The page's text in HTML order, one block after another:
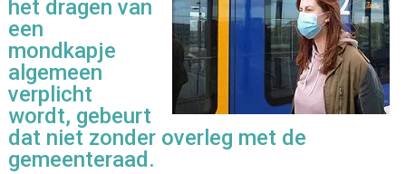
het dragen van
een
mondkapje
algemeen
verplicht
wordt, gebeurt
dat niet zonder overleg met de
gemeenteraad.